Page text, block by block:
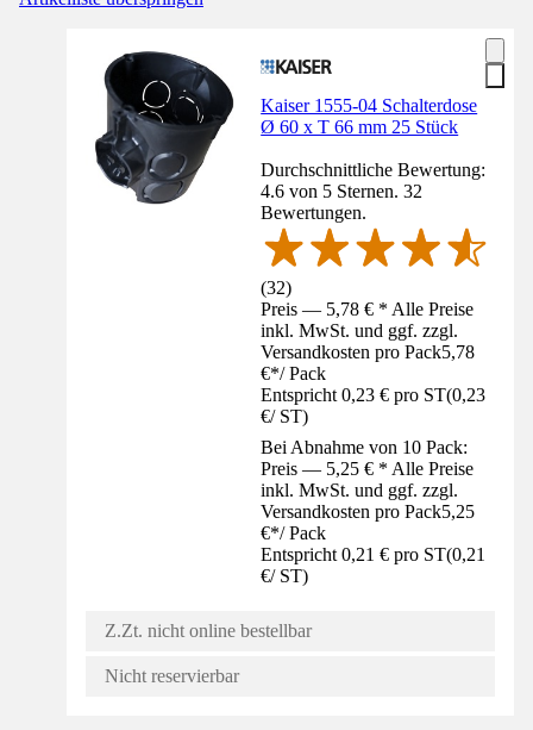
Kaiser 1555-04 Schalterdose
Ø 60 x T 66 mm 25 Stück
Durchschnittliche Bewertung:
4.6 von 5 Sternen. 32
Bewertungen.
(32)
Preis — 5,78 € * Alle Preise
inkl. MwSt. und ggf. zzgl.
Versandkosten pro Pack5,78
€*/ Pack
Entspricht 0,23 € pro ST(0,23
€/ ST)
Bei Abnahme von 10 Pack:
Preis — 5,25 € * Alle Preise
inkl. MwSt. und ggf. zzgl.
Versandkosten pro Pack5,25
€*/ Pack
Entspricht 0,21 € pro ST(0,21
€/ ST)
Z.Zt. nicht online bestellbar
Nicht reservierbar